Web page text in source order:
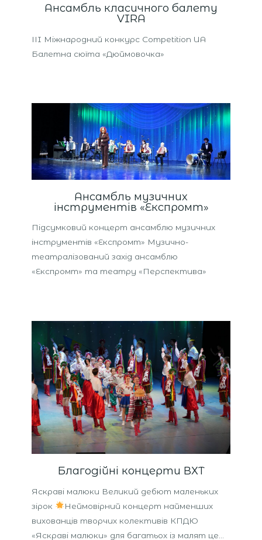
Ансамбль класичного балету
VIRA
ІІI Міжнародний конкурс Competition UA
Балетна сюїта «Дюймовочка»
Ансамбль музичних
інструментів «Експромт»
Підсумковий концерт ансамблю музичних
інструментів «Експромт» Музично-
театралізований захід ансамблю
«Експромт» та театру «Перспектива»
Благодійні концерти ВХТ
Яскраві малюки Великий дебют маленьких
зірок
Неймовірний концерт найменших
вихованців творчих колективів КПДЮ
«Яскраві малюки» для багатьох із малят це…